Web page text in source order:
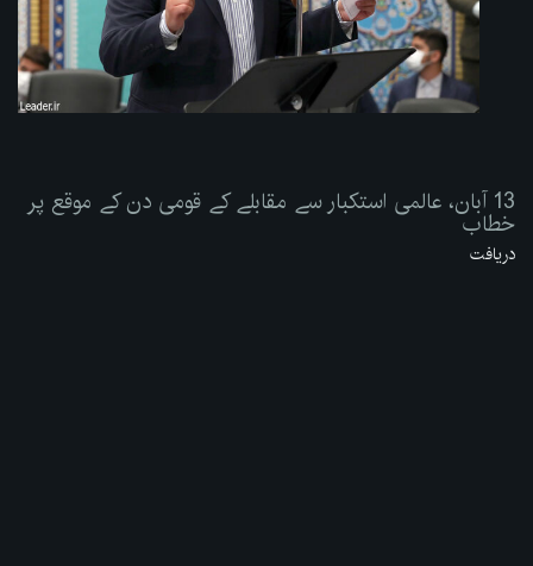
13 آبان، عالمی استکبار سے مقابلے کے قومی دن کے موقع پر
خطاب
دریافت